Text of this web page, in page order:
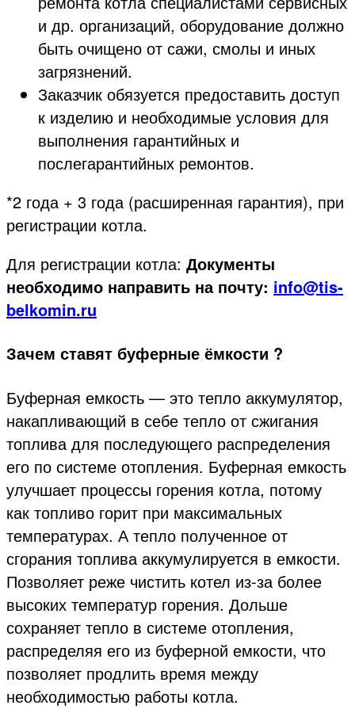
и др. организаций, оборудование должно
быть очищено от сажи, смолы и иных
загрязнений.
Заказчик обязуется предоставить доступ
к изделию и необходимые условия для
выполнения гарантийных и
послегарантийных ремонтов.
*2 года + 3 года (расширенная гарантия), при
регистрации котла.
Для регистрации котла: Документы
необходимо направить на почту: info@tis-
belkomin.ru
Зачем ставят буферные ёмкости ?
Буферная емкость — это тепло аккумулятор,
накапливающий в себе тепло от сжигания
топлива для последующего распределения
его по системе отопления. Буферная емкость
улучшает процессы горения котла, потому
как топливо горит при максимальных
температурах. А тепло полученное от
сгорания топлива аккумулируется в емкости.
Позволяет реже чистить котел из-за более
высоких температур горения. Дольше
сохраняет тепло в системе отопления,
распределяя его из буферной емкости, что
позволяет продлить время между
необходимостью работы котла.